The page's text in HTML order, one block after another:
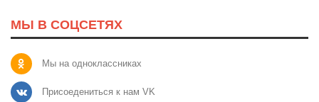
МЫ В СОЦСЕТЯХ
Мы на одноклассниках
Присоедениться к нам VK